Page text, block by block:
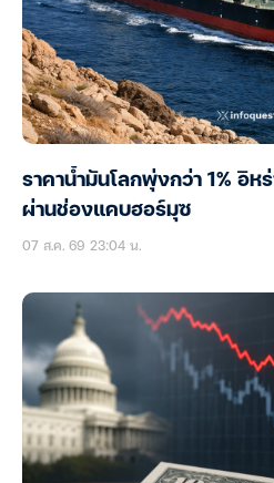
ราคาน้ำมันโลกพุ่งกว่า 1% อิห
ผ่านช่องแคบฮอร์มุซ
07 ส.ค. 69 23:04 น.